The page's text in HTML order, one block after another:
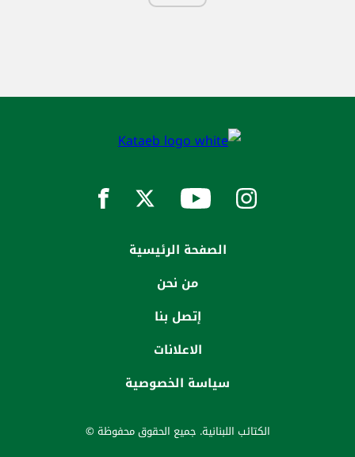
الصفحة الرئيسية
من نحن
إتصل بنا
الاعلانات
سياسة الخصوصية
الكتائب اللبنانية. جميع الحقوق محفوظة ©